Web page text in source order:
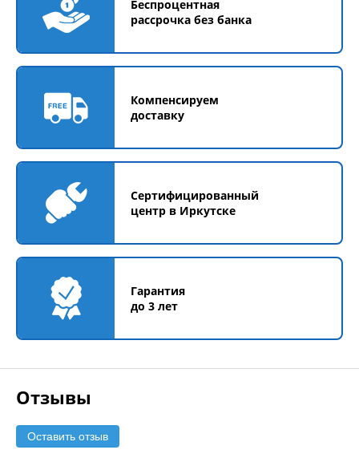
Беспроцентная
рассрочка без банка
Компенсируем
доставку
Сертифицированный
центр в Иркутске
Гарантия
до 3 лет
Отзывы
Оставить отзыв